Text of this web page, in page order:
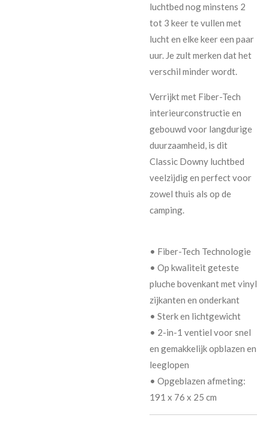
luchtbed nog minstens 2
tot 3 keer te vullen met
lucht en elke keer een paar
uur. Je zult merken dat het
verschil minder wordt.
Verrijkt met Fiber-Tech
interieurconstructie en
gebouwd voor langdurige
duurzaamheid, is dit
Classic Downy luchtbed
veelzijdig en perfect voor
zowel thuis als op de
camping.
• Fiber-Tech Technologie
• Op kwaliteit geteste
pluche bovenkant met vinyl
zijkanten en onderkant
• Sterk en lichtgewicht
• 2-in-1 ventiel voor snel
en gemakkelijk opblazen en
leeglopen
• Opgeblazen afmeting:
191 x 76 x 25 cm